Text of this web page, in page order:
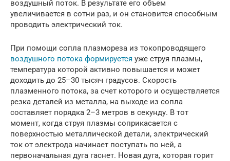
воздушный поток. В результате его объем
увеличивается в сотни раз, и он становится способным
проводить электрический ток.
При помощи сопла плазмореза из токопроводящего
воздушного потока формируется уже струя плазмы,
температура которой активно повышается и может
доходить до 25–30 тысяч градусов. Скорость
плазменного потока, за счет которого и осуществляется
резка деталей из металла, на выходе из сопла
составляет порядка 2–3 метров в секунду. В тот
момент, когда струя плазмы соприкасается с
поверхностью металлической детали, электрический
ток от электрода начинает поступать по ней, а
первоначальная дуга гаснет. Новая дуга, которая горит